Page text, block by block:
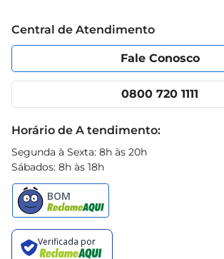
Política de Privacidade
Portal do fornecedor
Cencosud Media
Código de Ética
App Prezunic
Central de Atendimento
Fale Conosco
0800 720 1111
Horário de A tendimento:
Segunda à Sexta: 8h às 20h
Sábados: 8h às 18h